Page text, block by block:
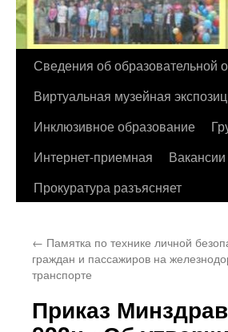
Перейти
содержимому
Сведения об образовательной
Виртуальная музейная
Инклюзивное образование
Интернет-приемная
Вакансии
Прокуратура разъясняет
← Памятка по технике личной
граждан и пассажиров на
транспорте
Приказ